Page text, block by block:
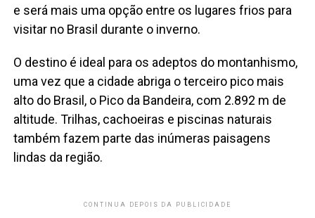
e será mais uma opção entre os lugares frios para
visitar no Brasil durante o inverno.
O destino é ideal para os adeptos do montanhismo,
uma vez que a cidade abriga o terceiro pico mais
alto do Brasil, o Pico da Bandeira, com 2.892 m de
altitude. Trilhas, cachoeiras e piscinas naturais
também fazem parte das inúmeras paisagens
lindas da região.
CONTINUA DEPOIS DA PUBLICIDADE